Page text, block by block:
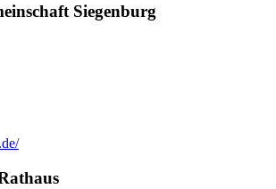
Siegenburg